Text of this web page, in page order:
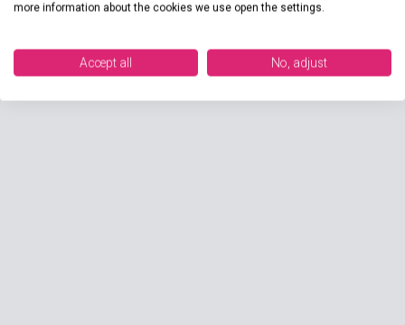
more information about the cookies we use open the settings.
Accept all No, adjust